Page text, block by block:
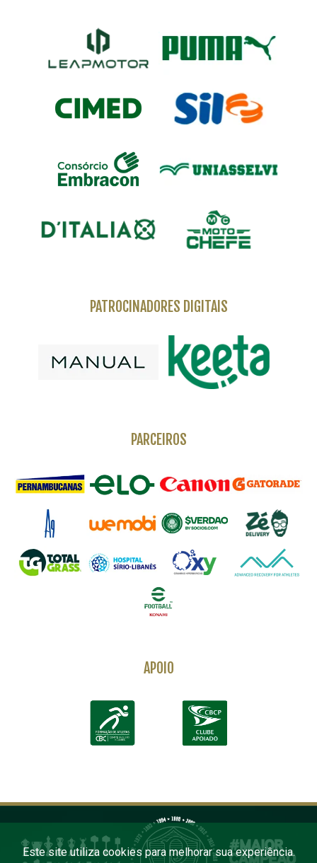
PATROCINADORES DIGITAIS
PARCEIROS
APOIO
Este site utiliza cookies para melhorar sua experiência.